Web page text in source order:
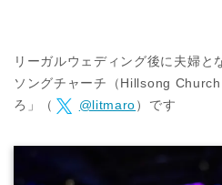
リーガルウェディング後に夫婦と
ソングチャーチ（Hillsong
ろ」（
@litmaro ）です